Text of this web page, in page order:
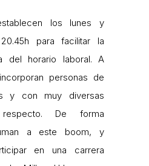
los lunes y
para facilitar la
del horario laboral. A
personas de
y con muy diversas
De forma
a este boom, y
en una carrera